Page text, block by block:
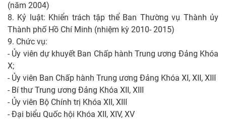
(năm 2004)
8. Kỷ luật: Khiển trách tập thể Ban Thường vụ Thành ủy
Thành phố Hồ Chí Minh (nhiệm kỳ 2010- 2015)
9. Chức vụ:
- Ủy viên dự khuyết Ban Chấp hành Trung ương Đảng Khóa
X;
- Ủy viên Ban Chấp hành Trung ương Đảng Khóa XI, XII, XIII
- Bí thư Trung ương Đảng Khóa XII, XIII
- Ủy viên Bộ Chính trị Khóa XII, XIII
- Đại biểu Quốc hội Khóa XII, XIV, XV